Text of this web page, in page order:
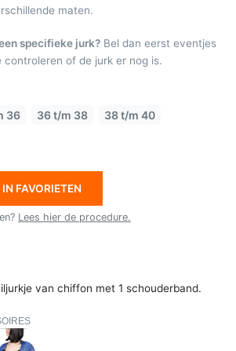
maten.
specifieke jurk? Bel dan eerst eventjes
controleren of de jurk er nog is.
36 36 t/m 38
38 t/m 40
FAVORIETEN
Lees hier de procedure.
van chiffon met 1 schouderband.